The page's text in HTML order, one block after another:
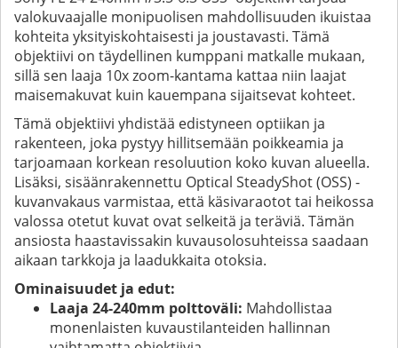
valokuvaajalle monipuolisen mahdollisuuden ikuistaa
kohteita yksityiskohtaisesti ja joustavasti. Tämä
objektiivi on täydellinen kumppani matkalle mukaan,
sillä sen laaja 10x zoom-kantama kattaa niin laajat
maisemakuvat kuin kauempana sijaitsevat kohteet.
Tämä objektiivi yhdistää edistyneen optiikan ja
rakenteen, joka pystyy hillitsemään poikkeamia ja
tarjoamaan korkean resoluution koko kuvan alueella.
Lisäksi, sisäänrakennettu Optical SteadyShot (OSS) -
kuvanvakaus varmistaa, että käsivaraotot tai heikossa
valossa otetut kuvat ovat selkeitä ja teräviä. Tämän
ansiosta haastavissakin kuvausolosuhteissa saadaan
aikaan tarkkoja ja laadukkaita otoksia.
Ominaisuudet ja edut:
Laaja 24-240mm polttoväli: Mahdollistaa
monenlaisten kuvaustilanteiden hallinnan